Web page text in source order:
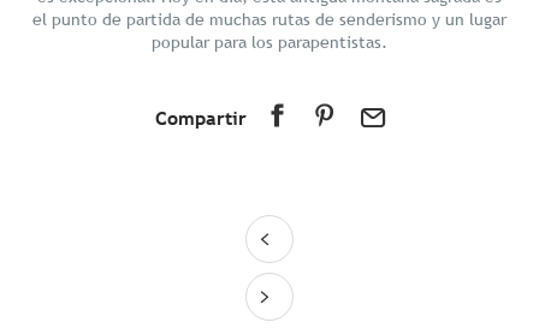
el punto de partida de muchas rutas de senderismo y un lugar
popular para los parapentistas.
Compartir